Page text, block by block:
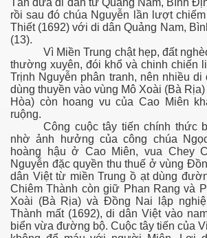
Tần đưa di dân từ Quảng Nam, Bình
rồi sau đó chúa Nguyễn lần lượt
Thiết (1692) với di dân Quảng Nam,
(13).
Vì Miền Trung chật hẹp, đất
thường xuyên, đói khổ và chinh chiến
Trịnh Nguyễn phân tranh, nên nhiều di
dùng thuyền vào vùng Mô Xoài (Bà
Hòa) còn hoang vu của Cao Miên
ruộng.
Công cuộc tây tiến chính thức
nhờ ảnh hưởng của công chúa
hoàng hậu ở Cao Miên, vua Chey
Nguyễn đặc quyền thu thuế ở vùng
dân Việt từ miền Trung ồ ạt dùng
Chiêm Thành còn giữ Phan Rang và
Xoài (Bà Rịa) và Đồng Nai lập
Thành mất (1692), di dân Việt vào
biển vừa đường bộ. Cuộc tây tiến của
theo